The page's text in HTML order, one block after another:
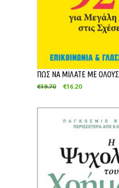
ΠΩΣ ΝΑ ΜΙΛΑΤΕ ΜΕ ΟΛΟΥΣ
€19.70 €16.20